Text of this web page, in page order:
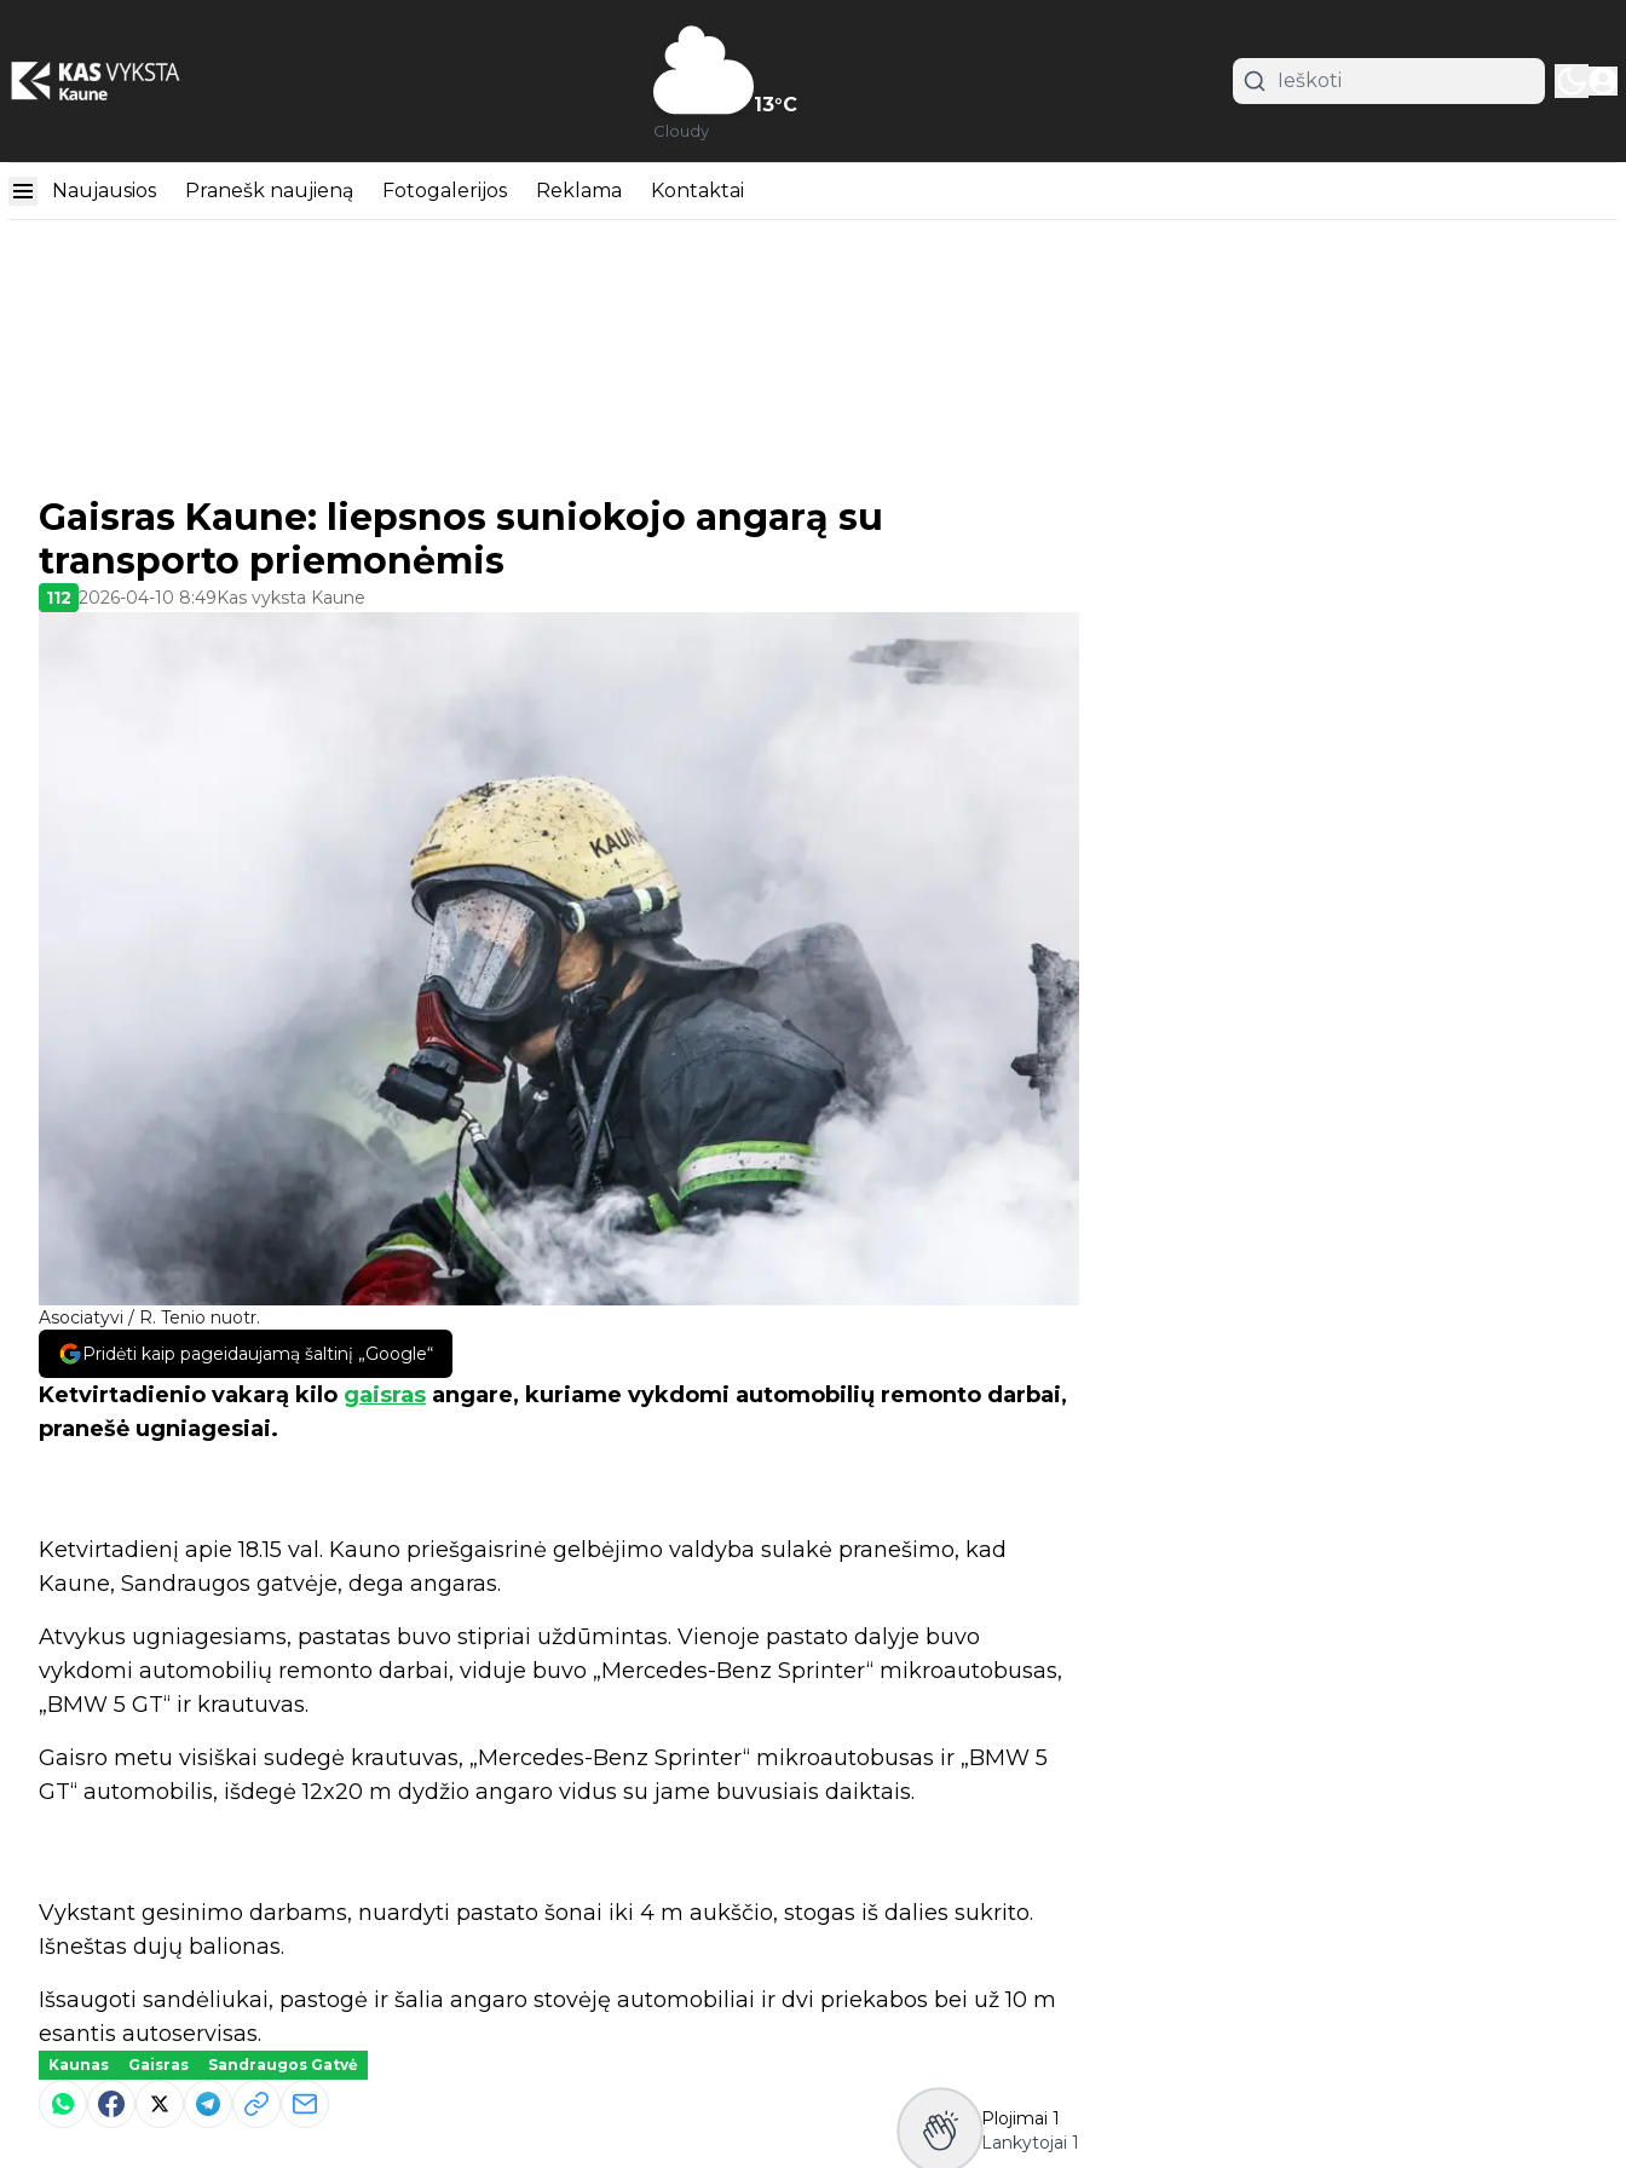
13°C
Cloudy
Naujausios Pranešk naujieną Fotogalerijos Reklama Kontaktai
Asociatyvi / R. Tenio nuotr.
Gaisras Kaune: liepsnos suniokojo angarą su
transporto priemonėmis
112 2026-04-10 8:49Kas vyksta Kaune
Pridėti kaip pageidaujamą šaltinį „Google“
Ketvirtadienio vakarą kilo gaisras angare, kuriame vykdomi automobilių remonto darbai,
pranešė ugniagesiai.
Ketvirtadienį apie 18.15 val. Kauno priešgaisrinė gelbėjimo valdyba sulakė pranešimo, kad
Kaune, Sandraugos gatvėje, dega angaras.
Atvykus ugniagesiams, pastatas buvo stipriai uždūmintas. Vienoje pastato dalyje buvo
vykdomi automobilių remonto darbai, viduje buvo „Mercedes-Benz Sprinter“ mikroautobusas,
„BMW 5 GT“ ir krautuvas.
Gaisro metu visiškai sudegė krautuvas, „Mercedes-Benz Sprinter“ mikroautobusas ir „BMW 5
GT“ automobilis, išdegė 12x20 m dydžio angaro vidus su jame buvusiais daiktais.
Vykstant gesinimo darbams, nuardyti pastato šonai iki 4 m aukščio, stogas iš dalies sukrito.
Išneštas dujų balionas.
Išsaugoti sandėliukai, pastogė ir šalia angaro stovėję automobiliai ir dvi priekabos bei už 10 m
esantis autoservisas.
Kaunas Gaisras Sandraugos Gatvė
Plojimai 1
Lankytojai 1